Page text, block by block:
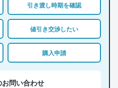
引き渡し時期を確認
値引き交渉したい
購入申請
問い合わせ